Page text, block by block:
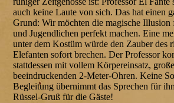
auch keine Laute von sich. Das hat einen
Grund: Wir möchten die magische Illusion
und Jugendlichen perfekt machen. Eine
unter dem Kostüm würde den Zauber des
Elefanten sofort brechen. Der Professor
stattdessen mit vollem Körpereinsatz,
beeindruckenden 2-Meter-Ohren. Keine
Begleitung übernimmt das Sprechen für
Rüssel-Gruß für die Gäste!